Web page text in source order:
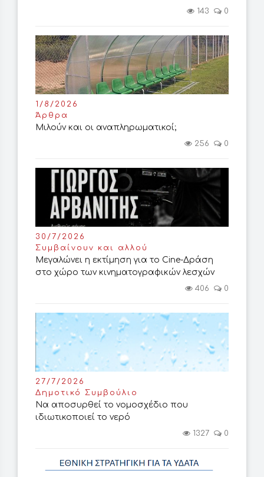
143 0
1/8/2026
Άρθρα
Μιλούν και οι αναπληρωματικοί;
256 0
30/7/2026
Συμβαίνουν και αλλού
Μεγαλώνει η εκτίμηση για το Cine-Δράση
στο χώρο των κινηματογραφικών λεσχών
406 0
27/7/2026
Δημοτικό Συμβούλιο
Να αποσυρθεί το νομοσχέδιο που
ιδιωτικοποιεί το νερό
1327 0